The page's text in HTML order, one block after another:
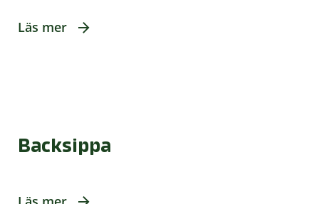
Läs mer
Backsippa